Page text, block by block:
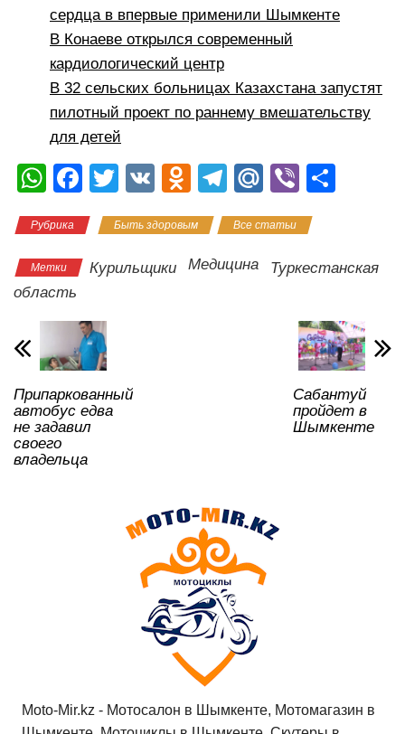
сердца в впервые применили Шымкенте
В Конаеве открылся современный
кардиологический центр
В 32 сельских больницах Казахстана запустят
пилотный проект по раннему вмешательству
для детей
W
at
s
A
p
p
F
c
e
o
o
k
T
tt
er
V
O
n
o
T
e
gr
M
.R
u
Vi
er
а
и
ть
Рубрика Быть здоровым Все статьи
Метки Курильщики Медицина
Туркестанская
область
Припаркованный
автобус едва
не задавил
своего
владельца
Сабантуй
пройдет в
Шымкенте
Moto-Mir.kz - Мотосалон в Шымкенте, Мотомагазин в